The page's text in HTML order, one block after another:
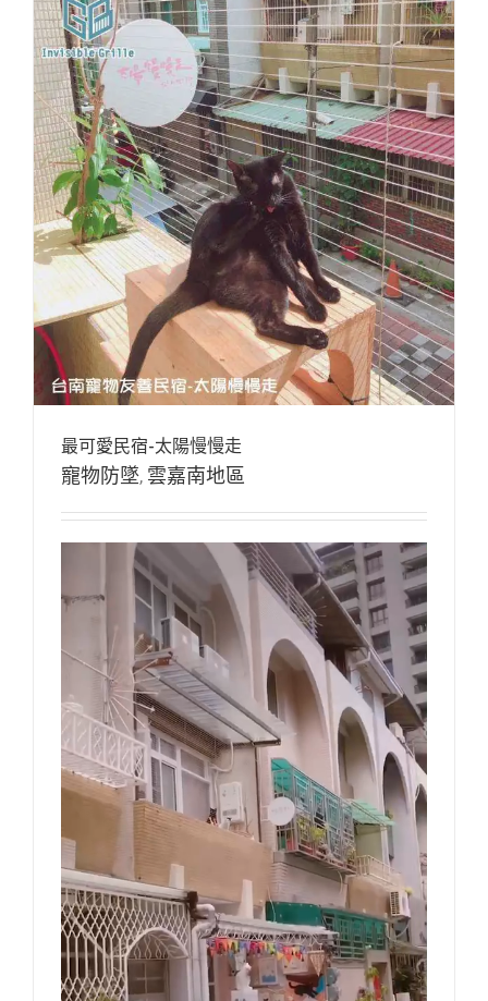
最可愛民宿-太陽慢慢走
寵物防墜, 雲嘉南地區